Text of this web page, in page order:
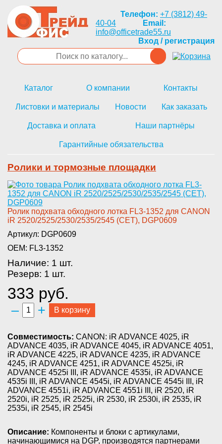
Телефон: +7 (3812) 49-
40-04
Email:
info@officetrade55.ru
Вход / регистрация
Каталог О компании Контакты
Листовки и материалы Новости Как заказать
Доставка и оплата Наши партнёры
Гарантийные обязательства
Ролики и тормозные площадки
Ро­лик подхвата обходного лотка F­L3-1352 для CANON
iR 2520/2525­/2530/2535/2545 (CET), DGP0609­
Артикул: DGP0609
OEM: FL3-1352
Наличие: 1 шт.
Резерв: 1 шт.
333 руб.
– + В корзину
Совместимость: CANON: iR ADVANCE 4025, iR
ADVANCE 4035, iR ADVANCE 4045, iR ADVANCE 4051,
iR ADVANCE 4225, iR ADVANCE 4235, iR ADVANCE
4245, iR ADVANCE 4251, iR ADVANCE 4525i, iR
ADVANCE 4525i III, iR ADVANCE 4535i, iR ADVANCE
4535i III, iR ADVANCE 4545i, iR ADVANCE 4545i III, iR
ADVANCE 4551i, iR ADVANCE 4551i III, iR 2520, iR
2520i, iR 2525, iR 2525i, iR 2530, iR 2530i, iR 2535, iR
2535i, iR 2545, iR 2545i
Описание: Компоненты и блоки с артикулами,
начинающимися на DGP, производятся партнерами